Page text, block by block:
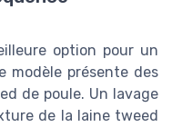
option pour un
modèle présente des
de poule. Un lavage
de la laine tweed